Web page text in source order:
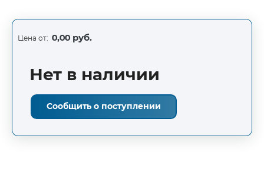
Цена от: 0,00 руб.
Нет в наличии
Сообщить о поступлении